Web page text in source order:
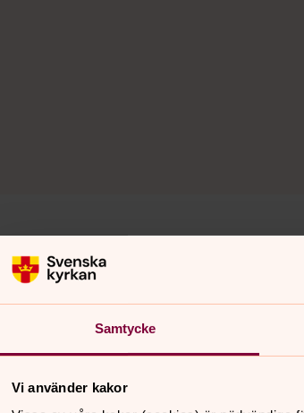
Samtycke
Vi använder kakor
2024
frågor på sidans innehåll?